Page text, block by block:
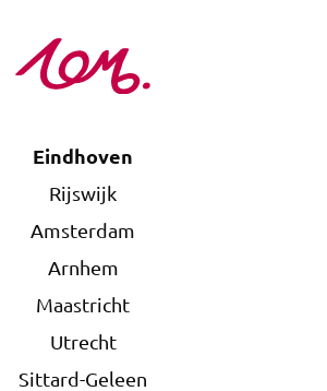
Eindhoven
Rijswijk
Amsterdam
Arnhem
Maastricht
Utrecht
Sittard-Geleen